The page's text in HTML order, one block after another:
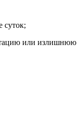
суток;
или излишнюю